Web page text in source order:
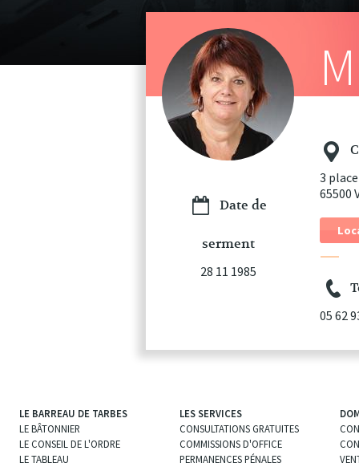
Date de
serment
28 11 1985
3
65500
05 62
LE BARREAU DE TARBES
LE BÂTONNIER
LE CONSEIL DE L'ORDRE
LE TABLEAU
LES SERVICES
CONSULTATIONS GRATUITES
COMMISSIONS D'OFFICE
PERMANENCES PÉNALES